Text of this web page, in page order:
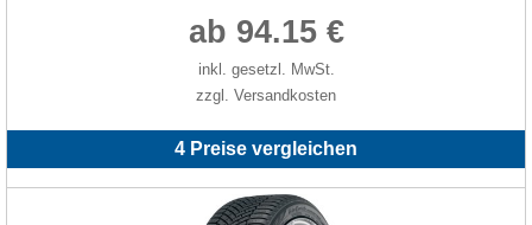
ab 94.15 €
inkl. gesetzl. MwSt.
zzgl. Versandkosten
4 Preise vergleichen